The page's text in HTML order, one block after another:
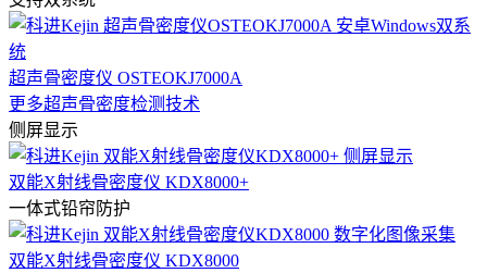
超声骨密度仪 OSTEOKJ7000A
更多超声骨密度检测技术
侧屏显示
双能X射线骨密度仪 KDX8000+
一体式铅帘防护
双能X射线骨密度仪 KDX8000